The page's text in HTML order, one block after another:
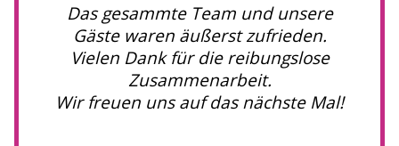
Das gesammte Team und unsere
Gäste waren äußerst zufrieden.
Vielen Dank für die reibungslose
Zusammenarbeit.
Wir freuen uns auf das nächste Mal!